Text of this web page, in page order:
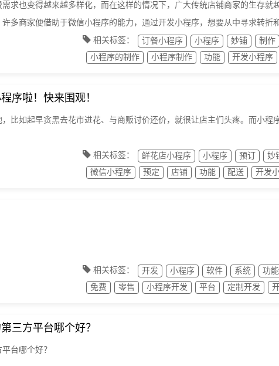
求也变得越来越多样化，而在这样的情况下，广大传统店铺商家的生存就
多商家便借助于微信小程序的能力，通过开发小程序，想要从中寻求转折
相关标签： 订餐小程序 小程序 妙铺 制作
小程序的制作
小程序制作 功能 开发小程序
序啦！快来围观！
比如起早贪黑去花市进花、与商贩讨价还价，就很让店主们头疼。而小程
相关标签： 鲜花店小程序 小程序 预订 妙
微信小程序
预定 店铺 功能 配送 开发
相关标签： 开发 小程序 软件 系统 功能
免费
零售 小程序开发 平台 定制开发
三方平台哪个好？
台哪个好？